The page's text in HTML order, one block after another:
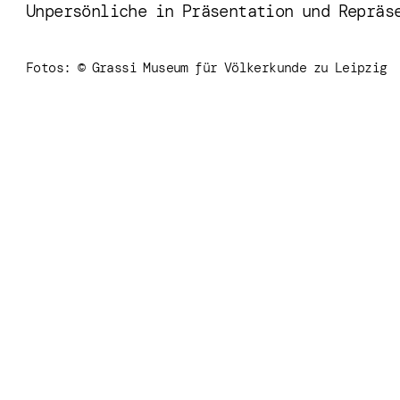
Unpersönliche in Präsentation und
Fotos: © Grassi Museum für Völkerkunde zu Leipzig